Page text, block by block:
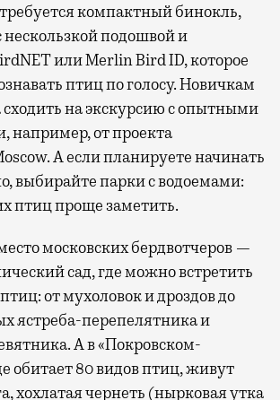
компактный бинокль,
нескользкой подошвой и
или Merlin Bird ID, которое
птиц по голосу. Новичкам
на экскурсию с опытными
например, от проекта
А если планируете начинать
выбирайте парки с водоемами:
птиц проще заметить.
московских бердвотчеров —
сад, где можно встретить
от мухоловок и дроздов до
ястреба-перепелятника и
А в «Покровском-
обитает 80 видов птиц, живут
хохлатая чернеть (нырковая утка